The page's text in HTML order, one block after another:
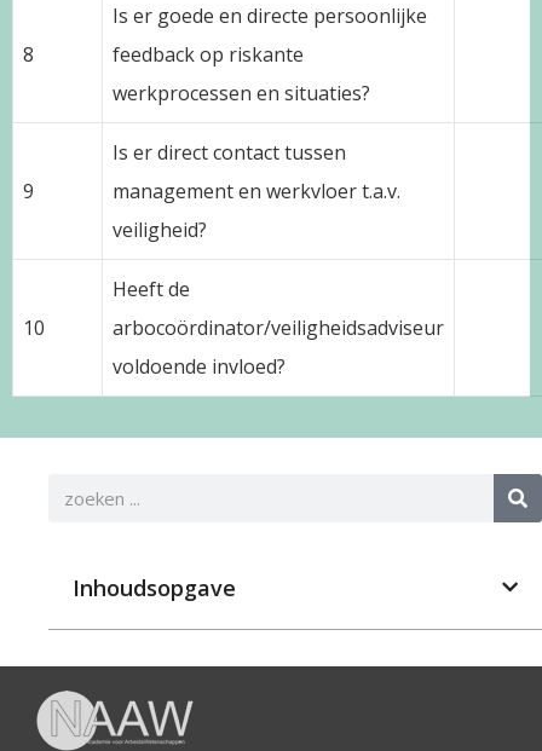
8
Is er goede en directe persoonlijke
feedback op riskante
werkprocessen en situaties?
9
Is er direct contact tussen
management en werkvloer t.a.v.
veiligheid?
10
Heeft de
arbocoördinator/veiligheidsadviseur
voldoende invloed?
Inhoudsopgave